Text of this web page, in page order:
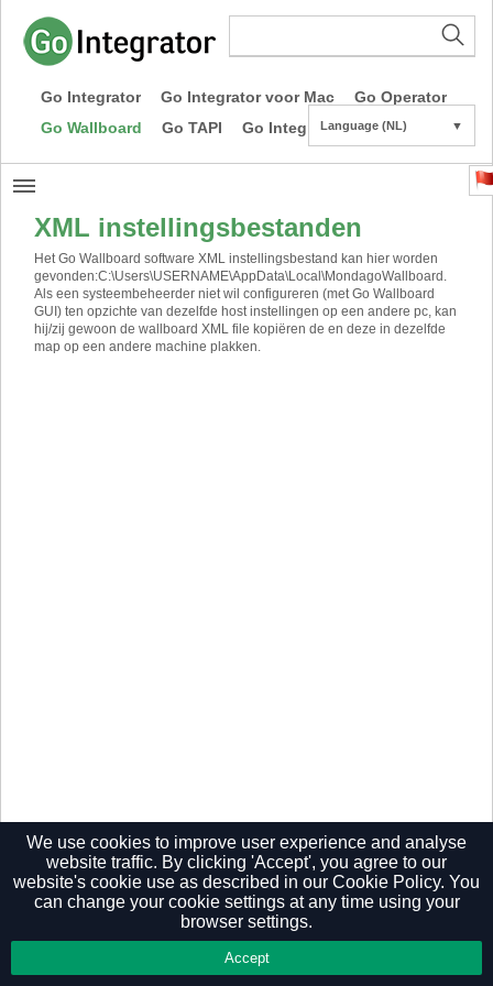
Go Integrator Go Integrator voor Mac
Go Operator
Go Wallboard
Go TAPI Go Integrator CE
Language (NL) ▼
XML instellingsbestanden
Het Go Wallboard software XML instellingsbestand kan hier worden
gevonden:C:\Users\USERNAME\AppData\Local\MondagoWallboard.
Als een systeembeheerder niet wil configureren (met Go Wallboard
GUI) ten opzichte van dezelfde host instellingen op een andere pc, kan
hij/zij gewoon de wallboard XML file kopiëren de en deze in dezelfde
map op een andere machine plakken.
Privacy Policy
We use cookies to improve user experience and analyse
website traffic. By clicking 'Accept', you agree to our
website's cookie use as described in our Cookie Policy. You
can change your cookie settings at any time using your
browser settings.
Accept